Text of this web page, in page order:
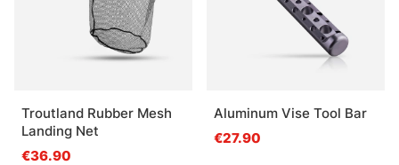
Troutland Rubber Mesh
Landing Net
€36.90
Aluminum Vise Tool Bar
€27.90